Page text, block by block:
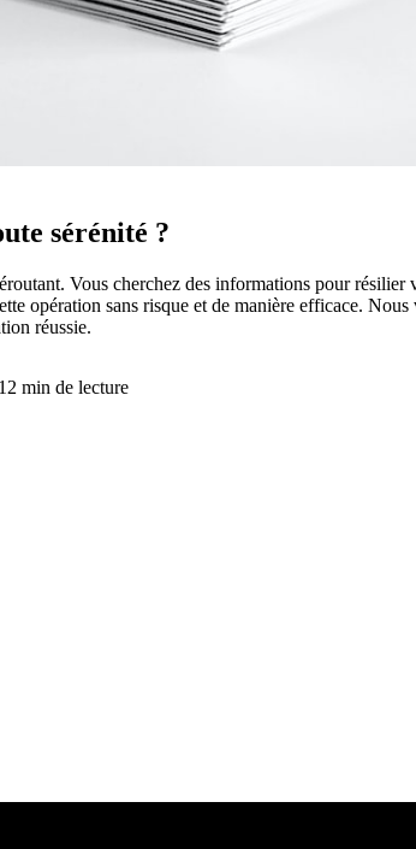
sérénité ?
Vous cherchez des informations pour
opération sans risque et de manière efficace.
réussie.
12 min de lecture